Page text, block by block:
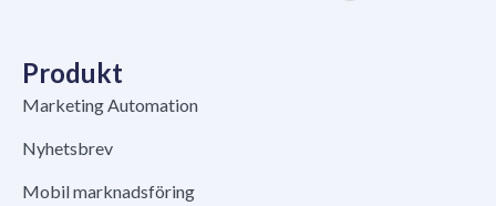
Produkt
Marketing Automation
Nyhetsbrev
Mobil marknadsföring